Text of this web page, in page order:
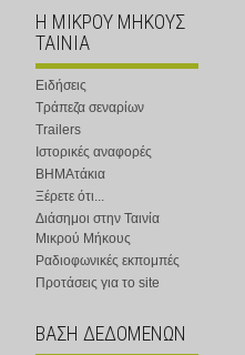
Η ΜΙΚΡΟΥ ΜΗΚΟΥΣ
ΤΑΙΝΙΑ
Ειδήσεις
Τράπεζα σεναρίων
Trailers
Ιστορικές αναφορές
ΒΗΜΑτάκια
Ξέρετε ότι...
Διάσημοι στην Ταινία
Μικρού Μήκους
Ραδιοφωνικές εκπομπές
Προτάσεις για το site
ΒΑΣΗ ΔΕΔΟΜΕΝΩΝ